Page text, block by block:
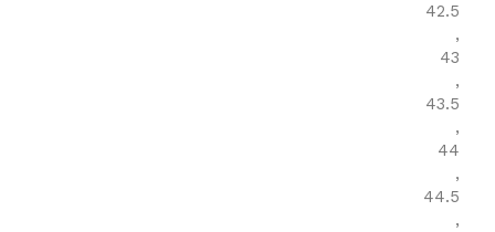
42.5
,
43
,
43.5
,
44
,
44.5
,